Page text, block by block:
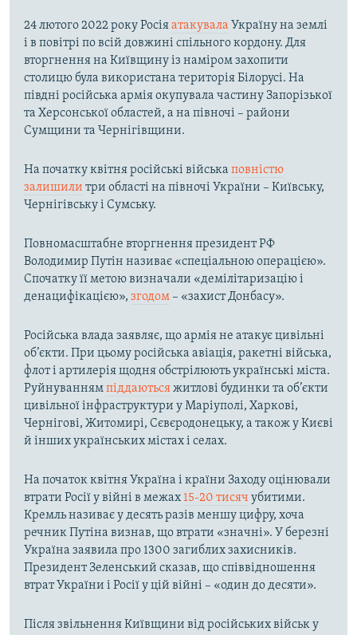
24 лютого 2022 року Росіяатакувала Україну на землі
і в повітрі по всій довжині спільного кордону. Для
вторгнення на Київщину із наміром захопити
столицю була використана територія Білорусі. На
півдні російська армія окупувала частину Запорізької
та Херсонської областей, а на півночі – райони
Сумщини та Чернігівщини.
На початку квітня російські війська повністю
залишили три області на півночі України – Київську,
Чернігівську і Сумську.
Повномасштабне вторгнення президент РФ
Володимир Путін називає «спеціальною операцією».
Спочатку її метою визначали «демілітаризацію і
денацифікацією», згодом– «захист Донбасу».
Російська влада заявляє, що армія не атакує цивільні
об’єкти. При цьому російська авіація, ракетні війська,
флот і артилерія щодня обстрілюють українські міста.
Руйнуваннямпіддаютьсяжитлові будинки та об’єкти
цивільної інфраструктури у Маріуполі, Харкові,
Чернігові, Житомирі, Сєвєродонецьку, а також у Києві
й інших українських містах і селах.
На початок квітня Україна і країни Заходу оцінювали
втрати Росії у війні в межах 15-20 тисяч убитими.
Кремль називає у десять разів меншу цифру, хоча
речник Путіна визнав, що втрати «значні». У березні
Україна заявила про 1300 загиблих захисників.
Президент Зеленський сказав, що співвідношення
втрат України і Росії у цій війні – «один до десяти».
Після звільнення Київщини від російських військ у